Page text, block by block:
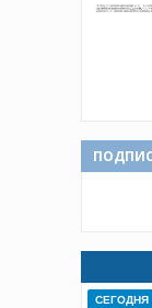
СЕГОДНЯ